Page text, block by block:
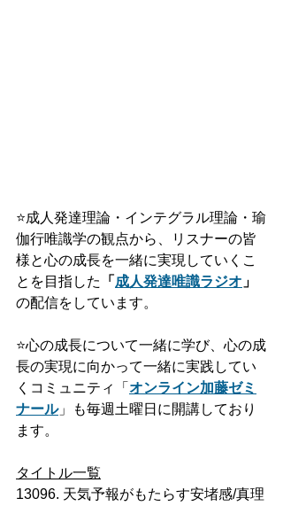
⭐️成人発達理論・インテグラル理論・瑜
伽行唯識学の観点から、リスナーの皆
様と心の成長を一緒に実現していくこ
とを目指した
「 成人発達唯識ラジオ 」
の配信をしています。
⭐️心の成長について一緒に学び、心の成
長の実現に向かって一緒に実践してい
くコミュニティ「 オンライン加藤ゼミ
ナール」も毎週土曜日に開講しており
ます。
タイトル一覧
13096. 天気予報がもたらす安堵感/真理